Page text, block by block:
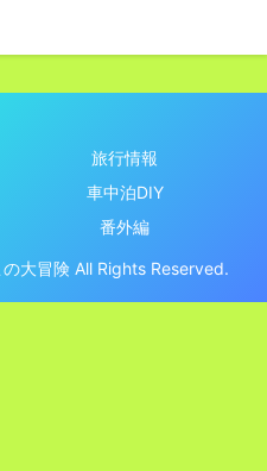
旅行情報
車中泊DIY
番外編
大冒険 All Rights Reserved.